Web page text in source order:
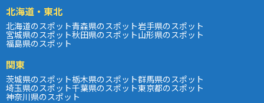
北海道・東北
北海道のスポット青森県のスポット岩手県のスポット
宮城県のスポット秋田県のスポット山形県のスポット
福島県のスポット
関東
茨城県のスポット栃木県のスポット群馬県のスポット
埼玉県のスポット千葉県のスポット東京都のスポット
神奈川県のスポット